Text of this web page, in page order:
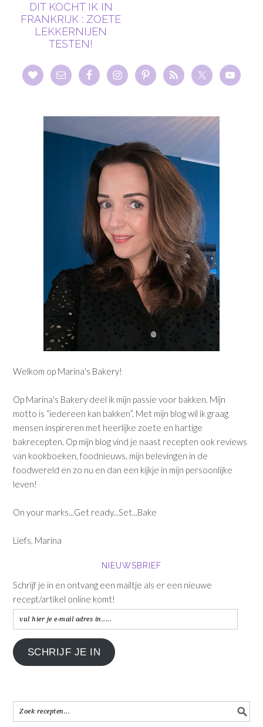
DIT KOCHT IK IN
FRANKRIJK : ZOETE
LEKKERNIJEN
TESTEN!
Welkom op Marina's Bakery!
Op Marina's Bakery deel ik mijn passie voor bakken. Mijn
motto is “iedereen kan bakken”. Met mijn blog wil ik graag
mensen inspireren met heerlijke zoete en hartige
bakrecepten. Op mijn blog vind je naast recepten ook reviews
van kookboeken, foodnieuws, mijn belevingen in de
foodwereld en zo nu en dan een kijkje in mijn persoonlijke
leven!
On your marks...Get ready...Set...Bake
Liefs, Marina
NIEUWSBRIEF
Schrijf je in en ontvang een mailtje als er een nieuwe
recept/artikel online komt!
vul
hier
je
e-
in.....
SCHRIJF JE IN